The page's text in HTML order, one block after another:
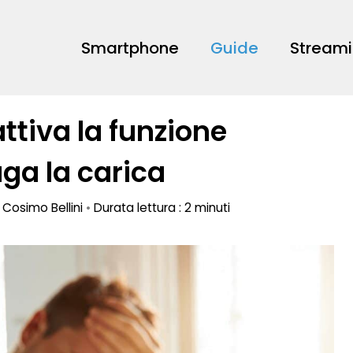
Smartphone Guide
la funzione
la carica
Cosimo Bellini • Durata lettura : 2 minuti